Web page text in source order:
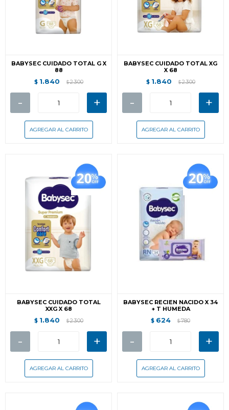
BABYSEC CUIDADO TOTAL G X
88
$ 1.840 $ 2.300
- +
BABYSEC CUIDADO TOTAL XG
X 68
$ 1.840 $ 2.300
- +
BABYSEC CUIDADO TOTAL
XXG X 68
$ 1.840 $ 2.300
- +
BABYSEC RECIEN NACIDO X 34
+ T HUMEDA
$ 624 $ 780
- +